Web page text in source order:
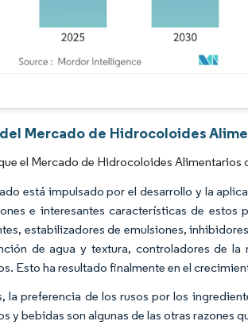
Mercado de Hidrocoloides
el Mercado de Hidrocoloides
está impulsado por el desarrollo y la
e interesantes características de
estabilizadores de emulsiones,
de agua y textura, controladores de
Esto ha resultado finalmente en el
la preferencia de los rusos por los
y bebidas son algunas de las otras razones